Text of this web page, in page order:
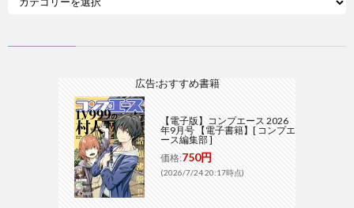
広告:おすすめ書籍
【電子版】コンプエース 2026
年9月号 【電子書籍】[ コンプエ
ース編集部 ]
価格:750円
(2026/7/24 20:17時点)